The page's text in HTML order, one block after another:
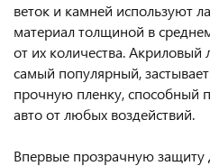
веток и камней используют
материал толщиной в
от их количества. Акриловый
самый популярный,
прочную пленку, способный
авто от любых воздействий.
Впервые прозрачную защиту